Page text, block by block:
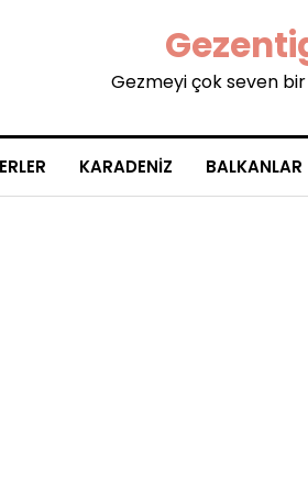
Gezmeyi çok seven
KARADENIZ BALKANLAR